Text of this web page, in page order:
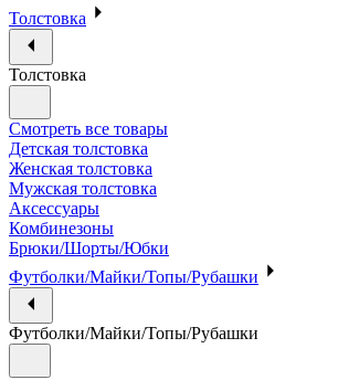
Толстовка
Толстовка
Смотреть все товары
Детская толстовка
Женская толстовка
Мужская толстовка
Аксессуары
Комбинезоны
Брюки/Шорты/Юбки
Футболки/Майки/Топы/Рубашки
Футболки/Майки/Топы/Рубашки